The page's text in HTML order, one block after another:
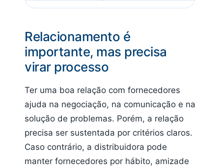
Relacionamento é
importante, mas precisa
virar processo
Ter uma boa relação com fornecedores
ajuda na negociação, na comunicação e na
solução de problemas. Porém, a relação
precisa ser sustentada por critérios claros.
Caso contrário, a distribuidora pode
manter fornecedores por hábito, amizade